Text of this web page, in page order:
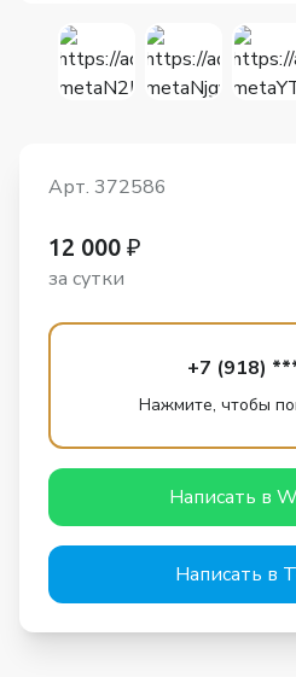
Арт. 372586
12 000 ₽
за сутки
+7 (918)
Нажмите, чтобы
Написать в
Написать в